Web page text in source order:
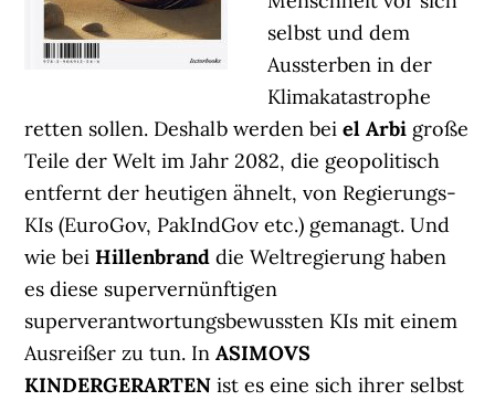
selbst und dem
Aussterben in der
Klimakatastrophe
retten sollen. Deshalb werden beiel Arbi große
Teile der Welt im Jahr 2082, die geopolitisch
entfernt der heutigen ähnelt, von Regierungs-
KIs (EuroGov, PakIndGov etc.) gemanagt. Und
wie beiHillenbrand die Weltregierung haben
es diese supervernünftigen
superverantwortungsbewussten KIs mit einem
Ausreißer zu tun. InASIMOVS
KINDERGERARTEN ist es eine sich ihrer selbst